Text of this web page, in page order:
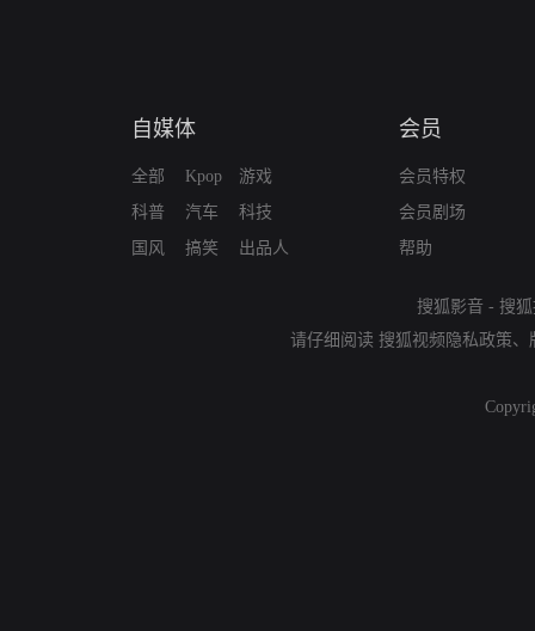
自媒体
全部
科普
国风
Kpop
汽车
搞笑
游戏
科技
出品人
会员
会员特权
会员剧场
帮助
搜狐影音 - 搜
请仔细阅读 搜狐视频隐私政策、